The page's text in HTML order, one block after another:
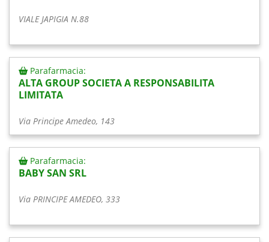
VIALE JAPIGIA N.88
Parafarmacia:
ALTA GROUP SOCIETA A RESPONSABILITA
LIMITATA
Via Principe Amedeo, 143
Parafarmacia:
BABY SAN SRL
Via PRINCIPE AMEDEO, 333